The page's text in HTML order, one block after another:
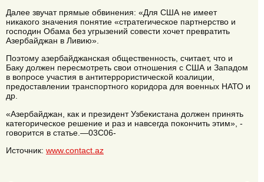
Далее звучат прямые обвинения: «Для США не имеет
никакого значения понятие «стратегическое партнерство и
господин Обама без угрызений совести хочет превратить
Азербайджан в Ливию».
Поэтому азербайджанская общественность, считает, что и
Баку должен пересмотреть свои отношения с США и Западом
в вопросе участия в антитеррористической коалиции,
предоставлении транспортного коридора для военных НАТО и
др.
«Азербайджан, как и президент Узбекистана должен принять
категорическое решение и раз и навсегда покончить этим», -
говорится в статье.—03C06-
Источник: www.contact.az